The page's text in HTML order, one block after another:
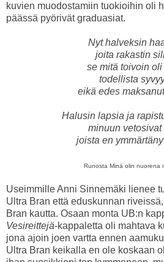
kuvien muodostamiin tuokioihin oli
päässä pyörivät graduasiat.
Nyt halveksin
joita rakastin
se mitä toivoin
todellista
eikä edes
Halusin lapsia ja
minuun vetosivat
joista en
Runosta Minä olin nuorena
Useimmille Anni Sinnemäki lienee
Ultra Bran että eduskunnan
Bran kautta. Osaan monta UB:n
Vesireittejä-kappaletta oli mahtava
jona ajoin joen vartta ennen
Ultra Bran keikalla en ole koskaan